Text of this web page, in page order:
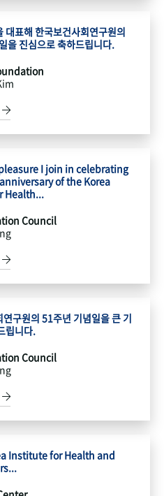
대표해 한국보건사회연구원의
을 진심으로 축하드립니다.
I join in celebrating
of the Korea
Health...
Council
구원의 51주년 기념일을 큰 기
립니다.
Council
Institute for Health and